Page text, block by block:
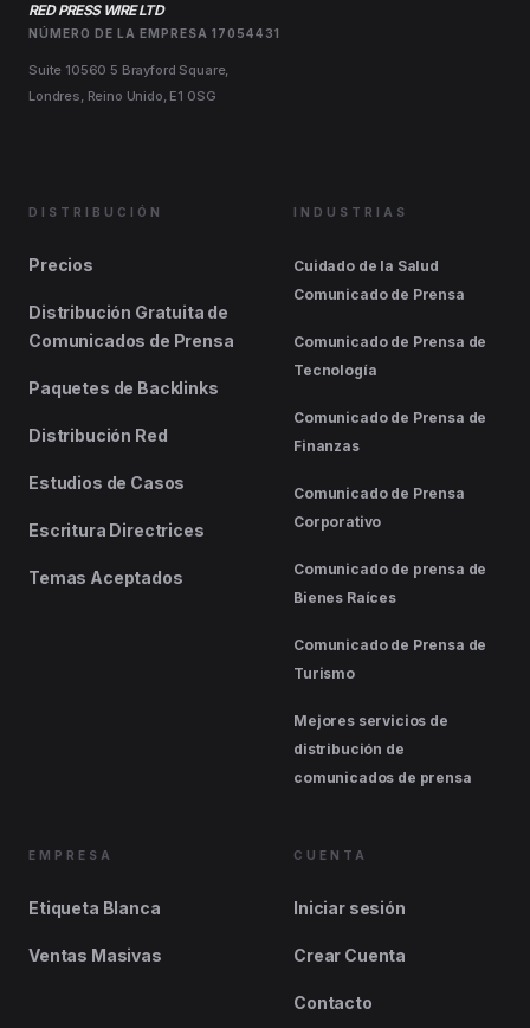
RED PRESS WIRE LTD
NÚMERO DE LA EMPRESA 17054431
Suite 10560 5 Brayford Square,
Londres, Reino Unido, E1 0SG
DISTRIBUCIÓN
Precios
Distribución Gratuita de
Comunicados de Prensa
Paquetes de Backlinks
Distribución Red
Estudios de Casos
Escritura Directrices
Temas Aceptados
INDUSTRIAS
Cuidado de la Salud
Comunicado de Prensa
Comunicado de Prensa de
Tecnología
Comunicado de Prensa de
Finanzas
Comunicado de Prensa
Corporativo
Comunicado de prensa de
Bienes Raíces
Comunicado de Prensa de
Turismo
Mejores servicios de
distribución de
comunicados de prensa
EMPRESA
Etiqueta Blanca
Ventas Masivas
CUENTA
Iniciar sesión
Crear Cuenta
Contacto